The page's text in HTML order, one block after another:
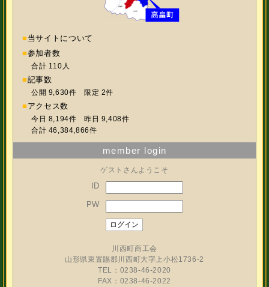
■ 当サイトについて
■参加者数
合計 110人
■記事数
公開 9,630件 限定 2件
■ アクセス数
今日 8,194件 昨日 9,408件
合計 46,384,866件
member login
ゲストさんようこそ
ID
PW
川西町商工会
山形県東置賜郡川西町大字上小松1736-2
TEL：0238-46-2020
FAX：0238-46-2022